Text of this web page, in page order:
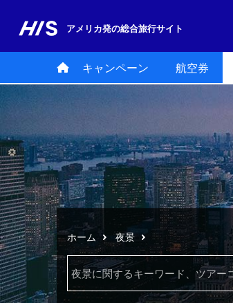
アメリカ発の総合旅行サイト
キャンペーン 航空券
ホーム 夜景